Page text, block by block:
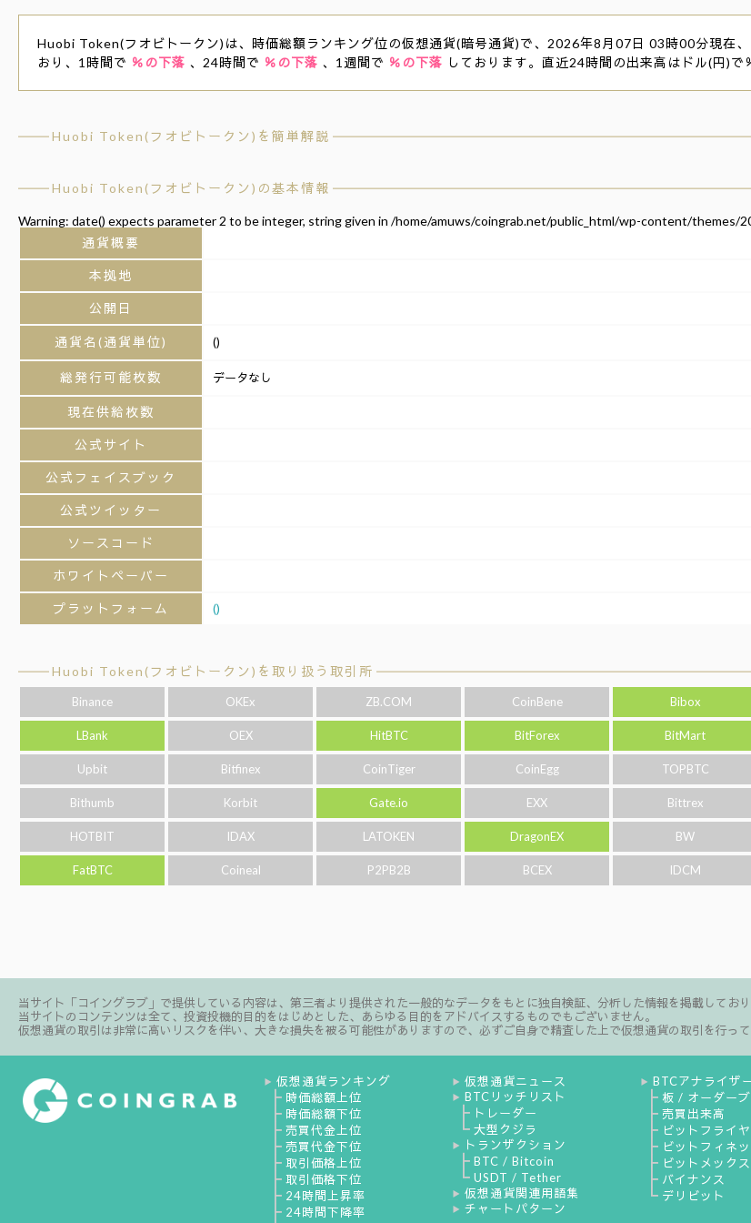
Huobi Token(フオビトークン)は、時価総額ランキング位の仮想通貨(暗号通貨)で、2026年8月07日 03時00分現在
おり、1時間で ％の下落 、24時間で ％の下落 、1週間で ％の下落 しております。直近24時間の出来高はドル(円)で
Huobi Token(フオビトークン)を簡単解説
Huobi Token(フオビトークン)の基本情報
Warning: date() expects parameter 2 to be integer, string given in /home/amuws/coingrab.net/public_html/wp-content/themes/
通貨概要
本拠地
公開日
通貨名(通貨単位) ()
総発行可能枚数 データなし
現在供給枚数
公式サイト
公式フェイスブック
公式ツイッター
ソースコード
ホワイトペーパー
プラットフォーム ()
Huobi Token(フオビトークン)を取り扱う取引所
Binance OKEx ZB.COM CoinBene Bibox
LBank OEX HitBTC BitForex BitMart
Upbit Bitfinex CoinTiger CoinEgg TOPBTC
Bithumb Korbit Gate.io EXX Bittrex
HOTBIT IDAX LATOKEN DragonEX BW
FatBTC Coineal P2PB2B BCEX IDCM
当サイト「コイングラブ」で提供している内容は、第三者より提供された一般的なデータをもとに独自検証、分析した情報を掲載してお
当サイトのコンテンツは全て、投資投機的目的をはじめとした、あらゆる目的をアドバイスするものでもございません。
仮想通貨の取引は非常に高いリスクを伴い、大きな損失を被る可能性がありますので、必ずご自身で精査した上で仮想通貨の取引を行って
▶ 仮想通貨ランキング
┣ 時価総額上位
┣ 時価総額下位
┣ 売買代金上位
┣ 売買代金下位
┣ 取引価格上位
┣ 取引価格下位
┣ 24時間上昇率
┣ 24時間下降率
▶ 仮想通貨ニュース
▶ BTCリッチリスト
┣ トレーダー
┗ 大型クジラ
▶ トランザクション
┣ BTC / Bitcoin
┗ USDT / Tether
▶ 仮想通貨関連用語集
▶ チャートパターン
▶ BTCアナライザ
┣ 板 / オーダー
┣ 売買出来高
┣ ビットフライ
┣ ビットフィネ
┣ ビットメックス
┣ バイナンス
┗ デリビット